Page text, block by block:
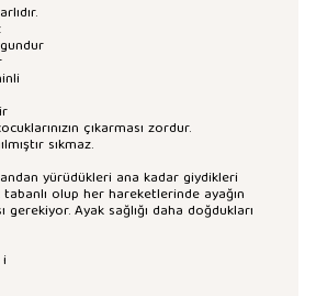
çıkarması zordur.
sıkmaz.
yürüdükleri ana kadar giydikleri
tabanlı olup her hareketlerinde ayağın
Ayak sağlığı daha doğdukları
i